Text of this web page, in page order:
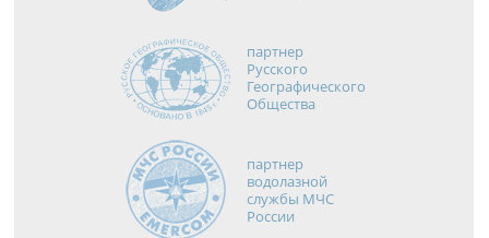
партнер
Русского
Географического
Общества
партнер
водолазной
службы МЧС
России